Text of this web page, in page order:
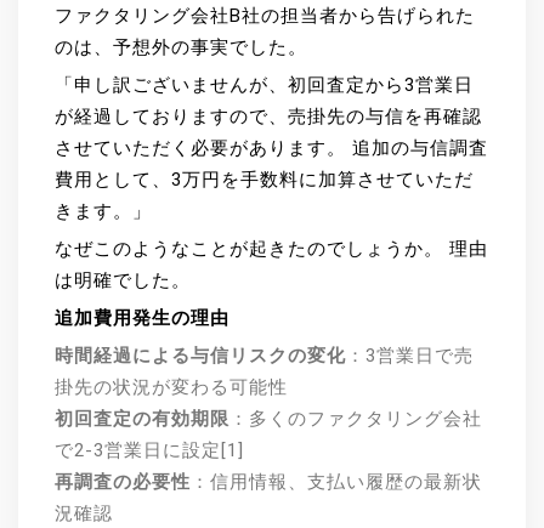
ファクタリング会社B社の担当者から告げられた
のは、予想外の事実でした。
「申し訳ございませんが、初回査定から3営業日
が経過しておりますので、売掛先の与信を再確認
させていただく必要があります。 追加の与信調査
費用として、3万円を手数料に加算させていただ
きます。」
なぜこのようなことが起きたのでしょうか。 理由
は明確でした。
追加費用発生の理由
時間経過による与信リスクの変化 ：3営業日で売
掛先の状況が変わる可能性
初回査定の有効期限 ：多くのファクタリング会社
で2-3営業日に設定[1]
再調査の必要性 ：信用情報、支払い履歴の最新状
況確認